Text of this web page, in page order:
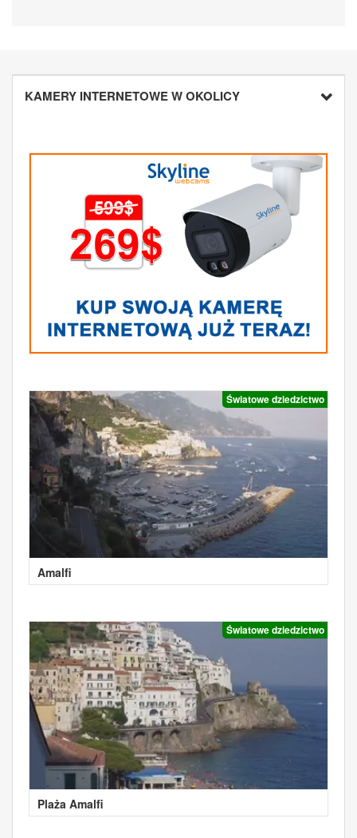
KAMERY INTERNETOWE W OKOLICY
Światowe dziedzictwo
Amalfi
Światowe dziedzictwo
Plaża Amalfi